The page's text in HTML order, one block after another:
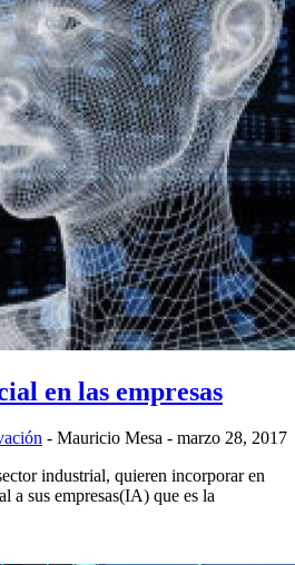
en las empresas
- Mauricio Mesa - marzo 28, 2017
industrial, quieren incorporar en
a sus empresas(IA) que es la